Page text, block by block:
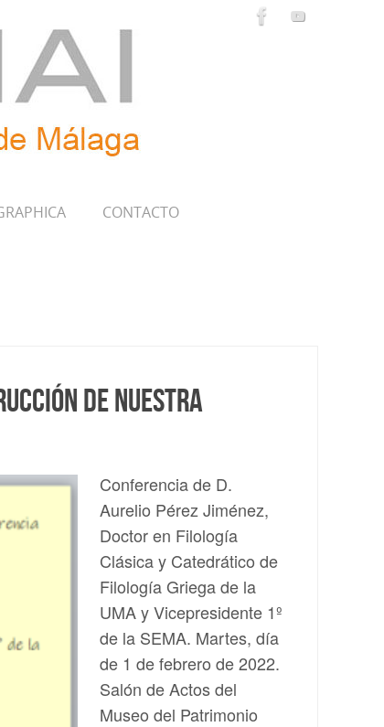
CONTACTO
de nuestra
Conferencia de D.
Aurelio Pérez Jiménez,
Doctor en Filología
Clásica y Catedrático de
Filología Griega de la
UMA y Vicepresidente 1º
de la SEMA. Martes, día
de 1 de febrero de 2022.
Salón de Actos del
Museo del Patrimonio